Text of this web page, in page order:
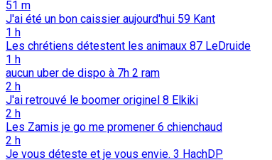
51 m
J'ai été un bon caissier aujourd'hui 59 Kant
1 h
Les chrétiens détestent les animaux 87 LeDruide
1 h
aucun uber de dispo à 7h 2 ram
2 h
J'ai retrouvé le boomer originel 8 Elkiki
2 h
Les Zamis je go me promener 6 chienchaud
2 h
Je vous déteste et je vous envie. 3 HachDP